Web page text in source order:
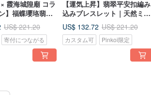
× 霞海城隍廟 コラ
】福蝶瓔珞翡翠
スレット | 収益
付
US$ 221.20
寄付につながる
【運気上昇】翡翠平安扣編み
込みブレスレット｜天然ミャ
ンマー産A貨翡翠｜ギフト
US$ 132.72 US$ 221.20
カスタム可 Pinkoi限定